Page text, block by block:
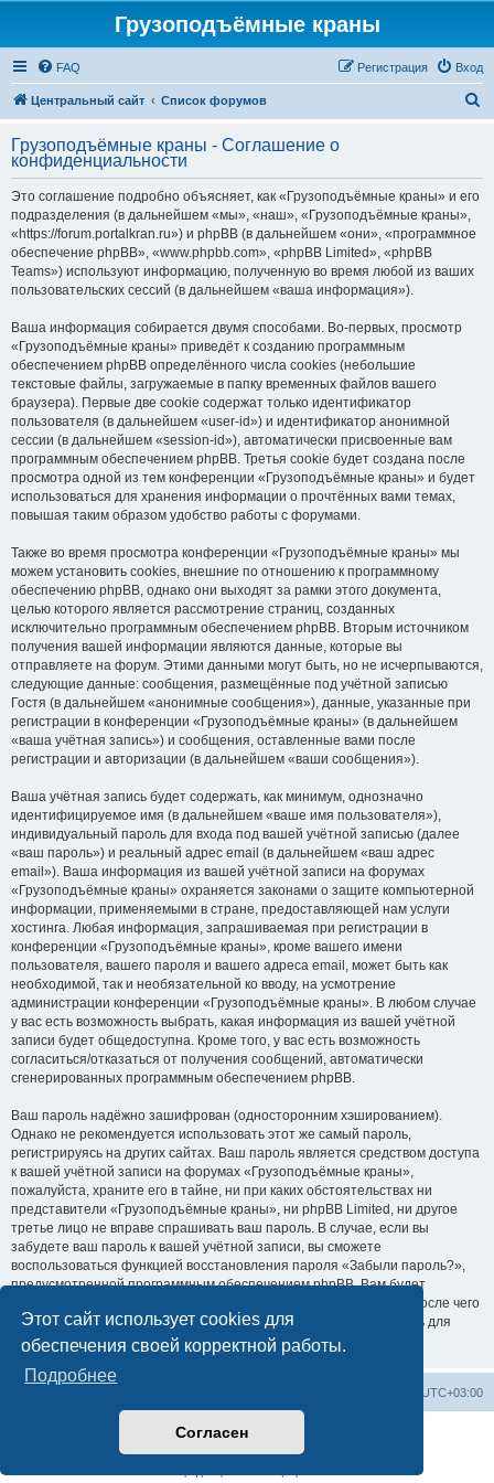
Этот сайт использует cookies для
обеспечения своей корректной работы.
Подробнее
Согласен
Грузоподъёмные краны
FAQ Вход
Регистрация
Центральный сайт Список форумов
с
Грузоподъёмные краны - Соглашение о
конфиденциальности
Это соглашение подробно объясняет, как «Грузоподъёмные краны» и его
подразделения (в дальнейшем «мы», «наш», «Грузоподъёмные краны»,
«https://forum.portalkran.ru») и phpBB (в дальнейшем «они», «программное
обеспечение phpBB», «www.phpbb.com», «phpBB Limited», «phpBB
Teams») используют информацию, полученную во время любой из ваших
пользовательских сессий (в дальнейшем «ваша информация»).
Ваша информация собирается двумя способами. Во-первых, просмотр
«Грузоподъёмные краны» приведёт к созданию программным
обеспечением phpBB определённого числа cookies (небольшие
текстовые файлы, загружаемые в папку временных файлов вашего
браузера). Первые две cookie содержат только идентификатор
пользователя (в дальнейшем «user-id») и идентификатор анонимной
сессии (в дальнейшем «session-id»), автоматически присвоенные вам
программным обеспечением phpBB. Третья cookie будет создана после
просмотра одной из тем конференции «Грузоподъёмные краны» и будет
использоваться для хранения информации о прочтённых вами темах,
повышая таким образом удобство работы с форумами.
Также во время просмотра конференции «Грузоподъёмные краны» мы
можем установить cookies, внешние по отношению к программному
обеспечению phpBB, однако они выходят за рамки этого документа,
целью которого является рассмотрение страниц, созданных
исключительно программным обеспечением phpBB. Вторым источником
получения вашей информации являются данные, которые вы
отправляете на форум. Этими данными могут быть, но не исчерпываются,
следующие данные: сообщения, размещённые под учётной записью
Гостя (в дальнейшем «анонимные сообщения»), данные, указанные при
регистрации в конференции «Грузоподъёмные краны» (в дальнейшем
«ваша учётная запись») и сообщения, оставленные вами после
регистрации и авторизации (в дальнейшем «ваши сообщения»).
Ваша учётная запись будет содержать, как минимум, однозначно
идентифицируемое имя (в дальнейшем «ваше имя пользователя»),
индивидуальный пароль для входа под вашей учётной записью (далее
«ваш пароль») и реальный адрес email (в дальнейшем «ваш адрес
email»). Ваша информация из вашей учётной записи на форумах
«Грузоподъёмные краны» охраняется законами о защите компьютерной
информации, применяемыми в стране, предоставляющей нам услуги
хостинга. Любая информация, запрашиваемая при регистрации в
конференции «Грузоподъёмные краны», кроме вашего имени
пользователя, вашего пароля и вашего адреса email, может быть как
необходимой, так и необязательной ко вводу, на усмотрение
администрации конференции «Грузоподъёмные краны». В любом случае
у вас есть возможность выбрать, какая информация из вашей учётной
записи будет общедоступна. Кроме того, у вас есть возможность
согласиться/отказаться от получения сообщений, автоматически
сгенерированных программным обеспечением phpBB.
Ваш пароль надёжно зашифрован (односторонним хэшированием).
Однако не рекомендуется использовать этот же самый пароль,
регистрируясь на других сайтах. Ваш пароль является средством доступа
к вашей учётной записи на форумах «Грузоподъёмные краны»,
пожалуйста, храните его в тайне, ни при каких обстоятельствах ни
представители «Грузоподъёмные краны», ни phpBB Limited, ни другое
третье лицо не вправе спрашивать ваш пароль. В случае, если вы
забудете ваш пароль к вашей учётной записи, вы сможете
воспользоваться функцией восстановления пароля «Забыли пароль?»,
предусмотренной программным обеспечением phpBB. Вам будет
необходимо ввести ваше имя пользователя и ваш адрес email, после чего
программное обеспечение phpBB сгенерирует вам новый пароль для
вашей учётной записи.
UTC+03:00
Создано на основеphpBB® Forum Software © phpBB Limited
Русская поддержка phpBB